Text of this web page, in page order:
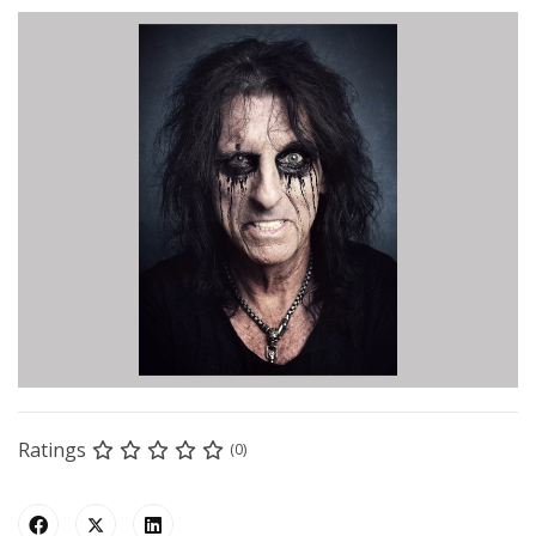
Ratings (0)